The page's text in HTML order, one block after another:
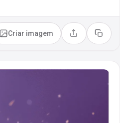
Criar imagem Compartilhar
Copiar